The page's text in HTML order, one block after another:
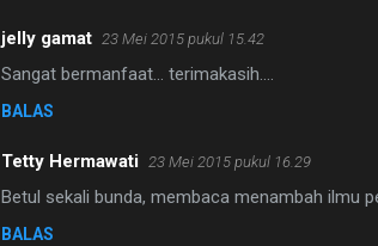
jelly gamat 23 Mei 2015 pukul 15.42
Sangat bermanfaat... terimakasih....
BALAS
Tetty Hermawati 23 Mei 2015 pukul 16.29
Betul sekali bunda, membaca menambah ilmu
BALAS